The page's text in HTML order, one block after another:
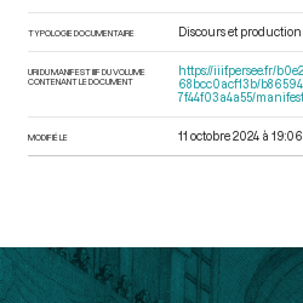
TYPOLOGIE DOCUMENTAIRE Discours et
URI DU MANIFEST IIIF DU VOLUME
CONTENANT LE DOCUMENT
https://iiif.persee.fr/
68bcc0acf13b/
7f44f03a4a55/
MODIFIÉ LE 11 octobre 2024 à 19:06